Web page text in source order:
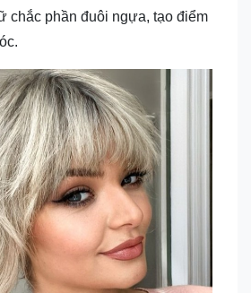
chắc phần đuôi ngựa, tạo điểm